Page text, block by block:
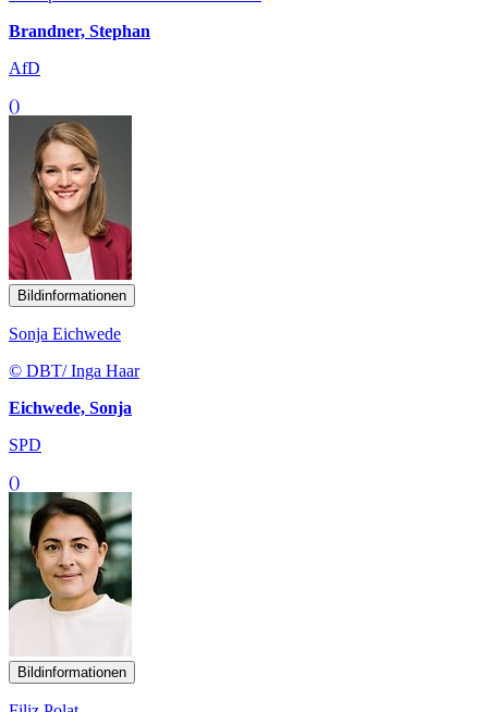
Brandner, Stephan
AfD
()
Bildinformationen
Sonja Eichwede
© DBT/ Inga Haar
Eichwede, Sonja
SPD
()
Bildinformationen